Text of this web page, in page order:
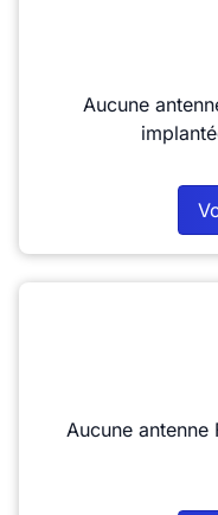
Aucune
Aucune antenne